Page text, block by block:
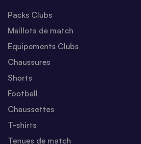
Packs Clubs
Maillots de match
Equipements Clubs
Chaussures
Shorts
Football
Chaussettes
T-shirts
Tenues de match